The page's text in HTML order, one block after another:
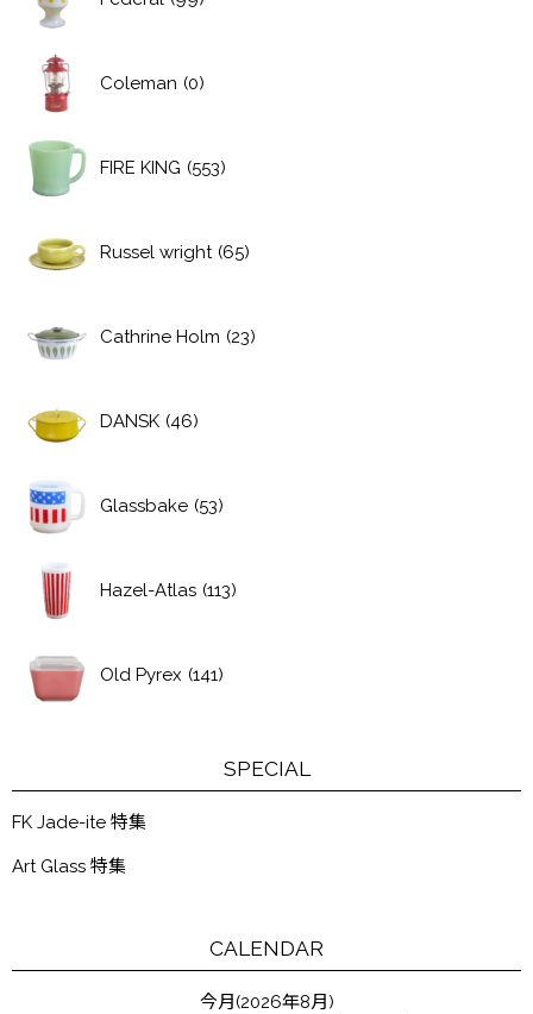
Coleman (0)
FIRE KING (553)
Russel wright (65)
Cathrine Holm (23)
DANSK (46)
Glassbake (53)
Hazel-Atlas (113)
Old Pyrex (141)
SPECIAL
FK Jade-ite 特集
Art Glass 特集
CALENDAR
今月(2026年8月)